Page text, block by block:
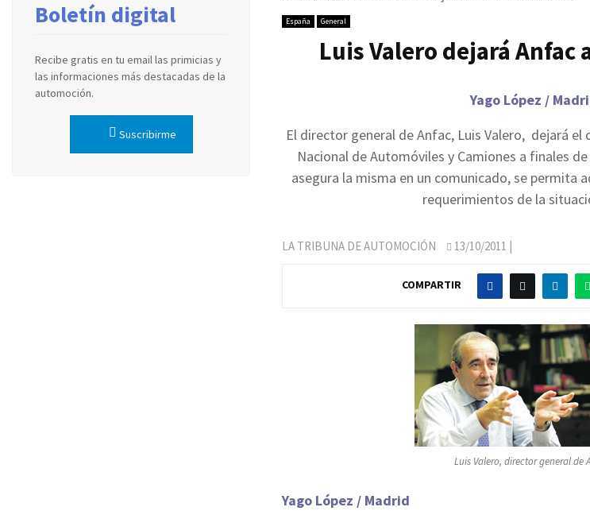
España General
Luis Valero dejará Anfac
Yago López /
El director general de Anfac, Luis Valero, dejará el
Nacional de Automóviles y Camiones a finales
asegura la misma en un comunicado, se permita
requerimientos de la
LA TRIBUNA DE AUTOMOCIÓN 13/10/2011 |
COMPARTIR
Luis Valero, director general de
Yago López / Madrid
Boletín digital
Recibe gratis en tu email las primicias y
las informaciones más destacadas de la
automoción.
Suscribirme